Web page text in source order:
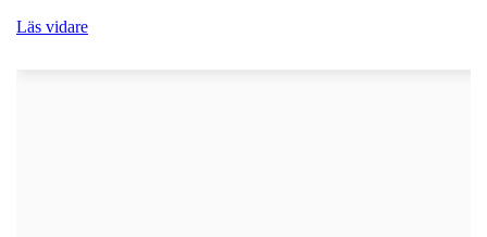
Läs vidare